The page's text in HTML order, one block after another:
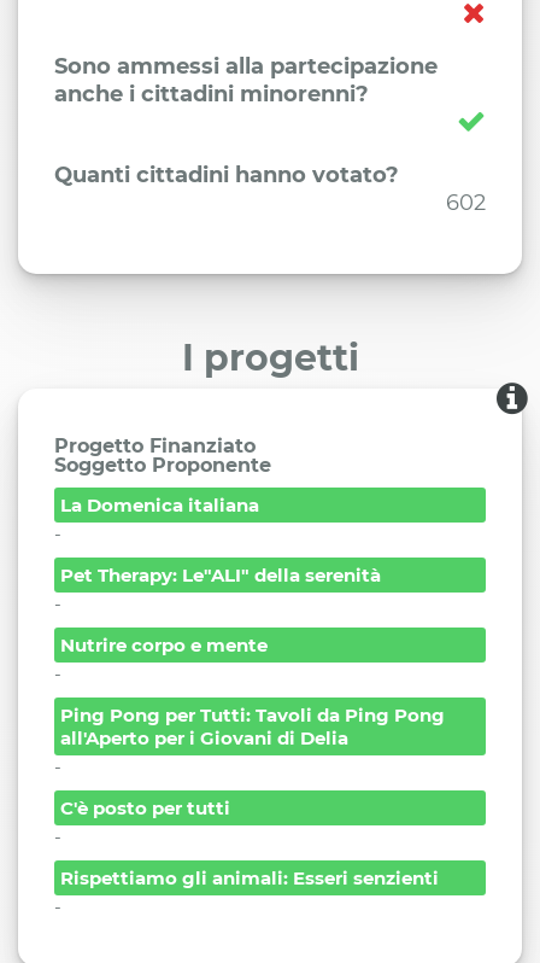
Sono ammessi alla partecipazione
anche i cittadini minorenni?
Quanti cittadini hanno votato?
602
I progetti
Progetto Finanziato
Soggetto Proponente
La Domenica italiana
-
Pet Therapy: Le"ALI" della serenità
-
Nutrire corpo e mente
-
Ping Pong per Tutti: Tavoli da Ping Pong
all'Aperto per i Giovani di Delia
-
C'è posto per tutti
-
Rispettiamo gli animali: Esseri senzienti
-